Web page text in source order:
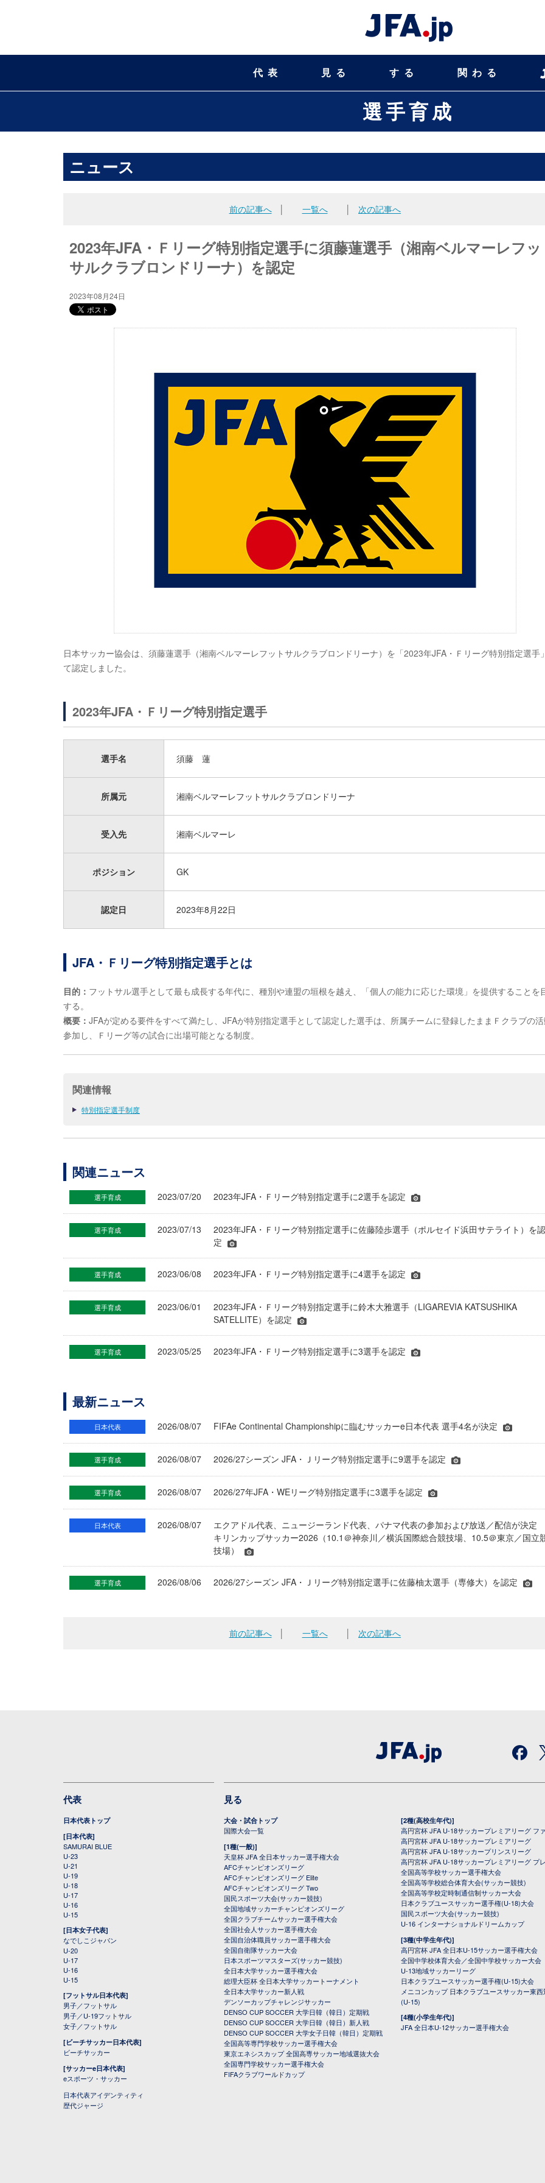
代表 見る する 関わる
選手育成
ニュース
前の記事へ│ 一覧へ 次の記事へ
2023年JFA・Ｆリーグ特別指定選手に須藤蓮選手（湘南ベルマーレフ
サルクラブロンドリーナ）を認定
2023年08月24日
日本サッカー協会は、須藤蓮選手（湘南ベルマーレフットサルクラブロンドリーナ）を「2023年JFA・Ｆリーグ特別指定選手
て認定しました。
2023年JFA・Ｆリーグ特別指定選手
選手名 須藤 蓮
所属元 湘南ベルマーレフットサルクラブロンドリーナ
受入先 湘南ベルマーレ
ポジション GK
認定日 2023年8月22日
JFA・Ｆリーグ特別指定選手とは
目的： フットサル選手として最も成長する年代に、種別や連盟の垣根を越え、「個人の能力に応じた環境」を提供することを
する。
概要： JFAが定める要件をすべて満たし、JFAが特別指定選手として認定した選手は、所属チームに登録したままＦクラブの
参加し、Ｆリーグ等の試合に出場可能となる制度。
関連情報
特別指定選手制度
関連ニュース
選手育成 2023/07/20 2023年JFA・Ｆリーグ特別指定選手に2選手を認定
選手育成 2023/07/13
2023年JFA・Ｆリーグ特別指定選手に佐藤陸歩選手（ポルセイド浜田サテライト）を認
定
選手育成 2023/06/08 2023年JFA・Ｆリーグ特別指定選手に4選手を認定
選手育成 2023/06/01
2023年JFA・Ｆリーグ特別指定選手に鈴木大雅選手（LIGAREVIA KATSUSHIKA
SATELLITE）を認定
選手育成 2023/05/25 2023年JFA・Ｆリーグ特別指定選手に3選手を認定
最新ニュース
日本代表 2026/08/07 FIFAe Continental Championshipに臨むサッカーe日本代表 選手4名が決定
選手育成 2026/08/07 2026/27シーズン JFA・Ｊリーグ特別指定選手に9選手を認定
選手育成 2026/08/07 2026/27年JFA・WEリーグ特別指定選手に3選手を認定
日本代表 2026/08/07
エクアドル代表、ニュージーランド代表、パナマ代表の参加および放送／配信が決定
キリンカップサッカー2026（10.1＠神奈川／横浜国際総合競技場、10.5＠東京／国立
技場）
選手育成 2026/08/06 2026/27シーズン JFA・Ｊリーグ特別指定選手に佐藤柚太選手（専修大）を認定
前の記事へ│ 一覧へ 次の記事へ
代表
日本代表トップ
[日本代表]
SAMURAI BLUE
U-23
U-21
U-19
U-18
U-17
U-16
U-15
[日本女子代表]
なでしこジャパン
U-20
U-17
U-16
U-15
[フットサル日本代表]
男子／フットサル
男子／U-19フットサル
女子／フットサル
[ビーチサッカー日本代表]
ビーチサッカー
[サッカーe日本代表]
eスポーツ・サッカー
日本代表アイデンティティ
歴代ジャージ
見る
大会・試合トップ
国際大会一覧
[1種(一般)]
天皇杯 JFA 全日本サッカー選手権大会
AFCチャンピオンズリーグ
AFCチャンピオンズリーグ Elite
AFCチャンピオンズリーグ Two
国民スポーツ大会(サッカー競技)
全国地域サッカーチャンピオンズリーグ
全国クラブチームサッカー選手権大会
全国社会人サッカー選手権大会
全国自治体職員サッカー選手権大会
全国自衛隊サッカー大会
日本スポーツマスターズ(サッカー競技)
全日本大学サッカー選手権大会
総理大臣杯 全日本大学サッカートーナメント
全日本大学サッカー新人戦
デンソーカップチャレンジサッカー
DENSO CUP SOCCER 大学日韓（韓日）定期戦
DENSO CUP SOCCER 大学日韓（韓日）新人戦
DENSO CUP SOCCER 大学女子日韓（韓日）定期戦
全国高等専門学校サッカー選手権大会
東京エネシスカップ 全国高専サッカー地域選抜大会
全国専門学校サッカー選手権大会
FIFAクラブワールドカップ
[2種(高校生年代)]
高円宮杯 JFA U-18サッカープレミアリーグ フ
高円宮杯 JFA U-18サッカープレミアリーグ
高円宮杯 JFA U-18サッカープリンスリーグ
高円宮杯 JFA U-18サッカープレミアリーグ プ
全国高等学校サッカー選手権大会
全国高等学校総合体育大会(サッカー競技)
全国高等学校定時制通信制サッカー大会
日本クラブユースサッカー選手権(U-18)大会
国民スポーツ大会(サッカー競技)
U-16 インターナショナルドリームカップ
[3種(中学生年代)]
高円宮杯 JFA 全日本U-15サッカー選手権大会
全国中学校体育大会／全国中学校サッカー大会
U-13地域サッカーリーグ
日本クラブユースサッカー選手権(U-15)大会
メニコンカップ 日本クラブユースサッカー東
(U-15)
[4種(小学生年代)]
JFA 全日本U-12サッカー選手権大会